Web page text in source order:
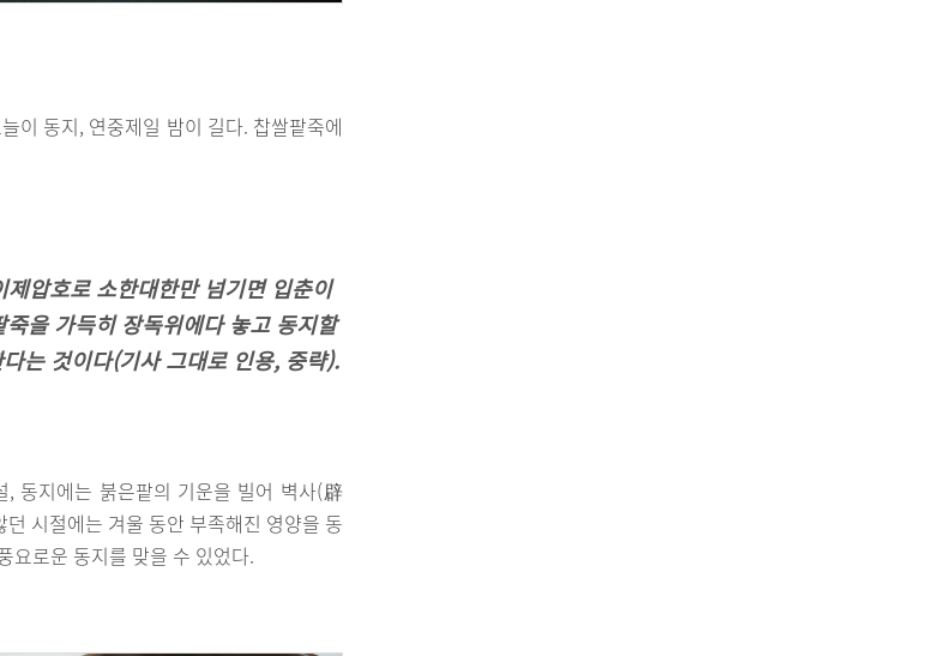
이 동지, 연중제일 밤이 길다. 찹쌀팥죽에
압호로 소한대한만 넘기면 입춘이
을 가득히 장독위에다 놓고 동지할
는 것이다(기사 그대로 인용, 중략).
동지에는 붉은팥의 기운을 빌어 벽사(辟
시절에는 겨울 동안 부족해진 영양을 동
요로운 동지를 맞을 수 있었다.